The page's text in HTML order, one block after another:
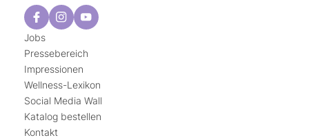
Jobs
Pressebereich
Impressionen
Wellness-Lexikon
Social Media Wall
Katalog bestellen
Kontakt